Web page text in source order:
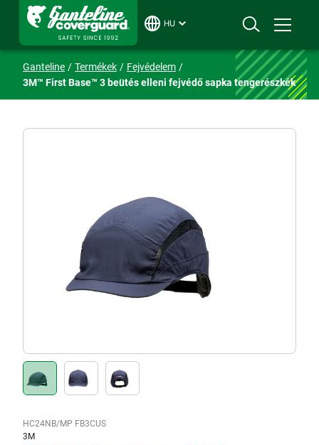
HU
Ganteline Termékek
Fejvédelem
3M™ First Base™ 3 beütés elleni fejvédő sapka tengerészkék
HC24NB/MP FB3CUS
3M